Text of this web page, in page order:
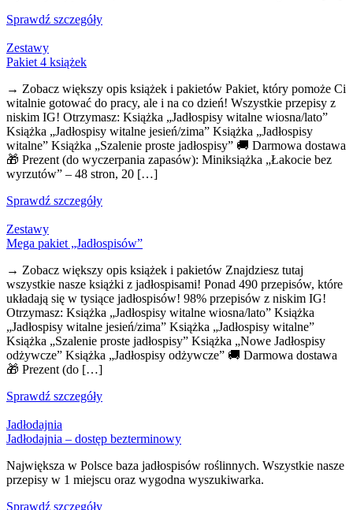
Sprawdź szczegóły
Zestawy
Pakiet 4 książek
→ Zobacz większy opis książek i pakietów Pakiet, który pomoże Ci
witalnie gotować do pracy, ale i na co dzień! Wszystkie przepisy z
niskim IG! Otrzymasz: Książka „Jadłospisy witalne wiosna/lato”
Książka „Jadłospisy witalne jesień/zima” Książka „Jadłospisy
witalne” Książka „Szalenie proste jadłospisy” 🚚 Darmowa dostawa
🎁 Prezent (do wyczerpania zapasów): Miniksiążka „Łakocie bez
wyrzutów” – 48 stron, 20 […]
Sprawdź szczegóły
Zestawy
Mega pakiet „Jadłospisów”
→ Zobacz większy opis książek i pakietów Znajdziesz tutaj
wszystkie nasze książki z jadłospisami! Ponad 490 przepisów, które
układają się w tysiące jadłospisów! 98% przepisów z niskim IG!
Otrzymasz: Książka „Jadłospisy witalne wiosna/lato” Książka
„Jadłospisy witalne jesień/zima” Książka „Jadłospisy witalne”
Książka „Szalenie proste jadłospisy” Książka „Nowe Jadłospisy
odżywcze” Książka „Jadłospisy odżywcze” 🚚 Darmowa dostawa
🎁 Prezent (do […]
Sprawdź szczegóły
Jadłodajnia
Jadłodajnia – dostęp bezterminowy
Największa w Polsce baza jadłospisów roślinnych. Wszystkie nasze
przepisy w 1 miejscu oraz wygodna wyszukiwarka.
Sprawdź szczegóły